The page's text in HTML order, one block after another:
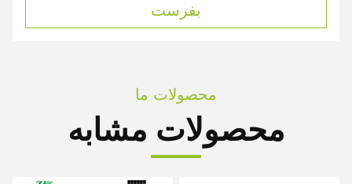
بفرست
محصولات ما
محصولات مشابه